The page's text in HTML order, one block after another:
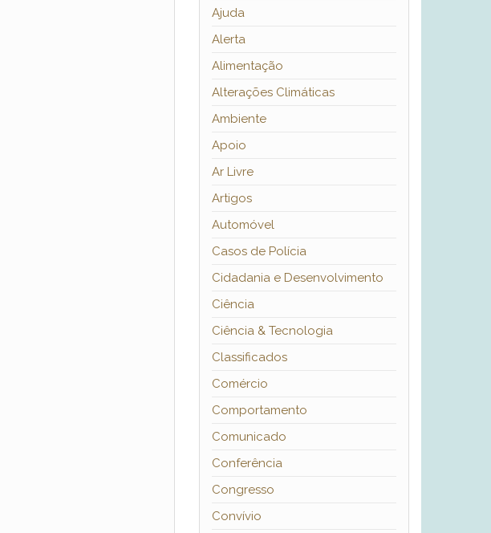
Ajuda
Alerta
Alimentação
Alterações Climáticas
Ambiente
Apoio
Ar Livre
Artigos
Automóvel
Casos de Polícia
Cidadania e Desenvolvimento
Ciência
Ciência & Tecnologia
Classificados
Comércio
Comportamento
Comunicado
Conferência
Congresso
Convívio